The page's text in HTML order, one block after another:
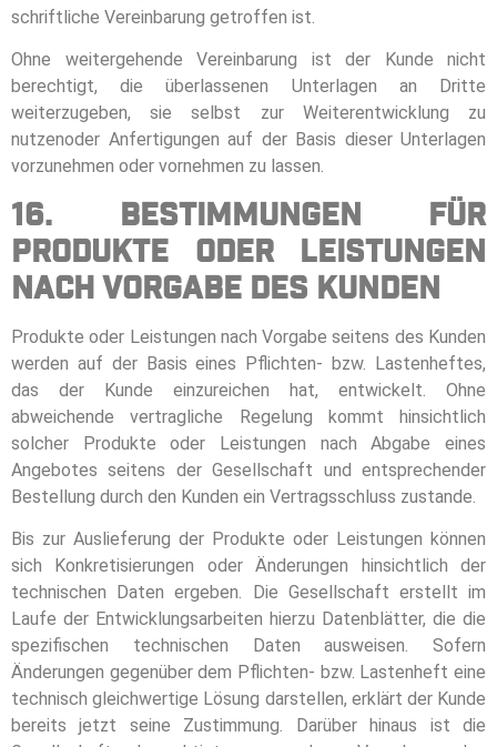
schriftliche Vereinbarung getroffen ist.
Ohne weitergehende Vereinbarung ist der Kunde nicht
berechtigt, die überlassenen Unterlagen an Dritte
weiterzugeben, sie selbst zur Weiterentwicklung zu
nutzenoder Anfertigungen auf der Basis dieser Unterlagen
vorzunehmen oder vornehmen zu lassen.
16. Bestimmungen für
Produkte oder Leistungen
nach Vorgabe des Kunden
Produkte oder Leistungen nach Vorgabe seitens des Kunden
werden auf der Basis eines Pflichten- bzw. Lastenheftes,
das der Kunde einzureichen hat, entwickelt. Ohne
abweichende vertragliche Regelung kommt hinsichtlich
solcher Produkte oder Leistungen nach Abgabe eines
Angebotes seitens der Gesellschaft und entsprechender
Bestellung durch den Kunden ein Vertragsschluss zustande.
Bis zur Auslieferung der Produkte oder Leistungen können
sich Konkretisierungen oder Änderungen hinsichtlich der
technischen Daten ergeben. Die Gesellschaft erstellt im
Laufe der Entwicklungsarbeiten hierzu Datenblätter, die die
spezifischen technischen Daten ausweisen. Sofern
Änderungen gegenüber dem Pflichten- bzw. Lastenheft eine
technisch gleichwertige Lösung darstellen, erklärt der Kunde
bereits jetzt seine Zustimmung. Darüber hinaus ist die